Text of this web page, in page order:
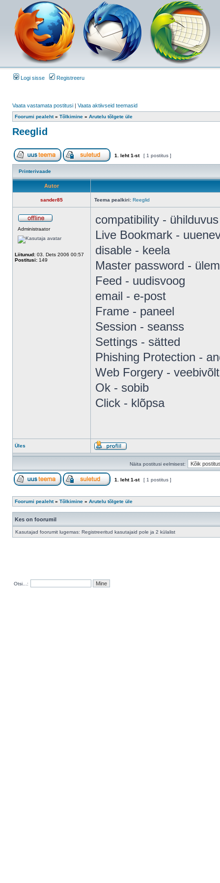
Logi sisse Registreeru
Vaata vastamata postitusi | Vaata aktiivseid teemasid
Foorumi pealeht» Tõlkimine » Arutelu tõlgete üle
Reeglid
1 . leht1-st [ 1 postitus ]
Printerivaade
Autor
sander85 Teema pealkiri: Reeglid
Administraator
Liitunud: 03. Dets 2006 00:57
Postitusi: 149
compatibility - ühilduvus
Live Bookmark -
disable - keela
Master password -
Feed - uudisvoog
email - e-post
Frame - paneel
Session - seanss
Settings - sätted
Phishing Protection -
Web Forgery -
Ok - sobib
Click - klõpsa
Üles
Näita postitusi eelmisest:
1 . leht1-st [ 1 postitus ]
Foorumi pealeht» Tõlkimine » Arutelu tõlgete üle
Kes on foorumil
Kasutajad foorumit lugemas: Registreeritud kasutajaid pole ja 2 külalist
Otsi...: